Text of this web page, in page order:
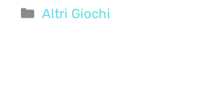
Categorie
Altri Giochi